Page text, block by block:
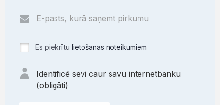
Es piekrītu lietošanas noteikumiem
Identificē sevi caur savu internetbanku
(obligāti)